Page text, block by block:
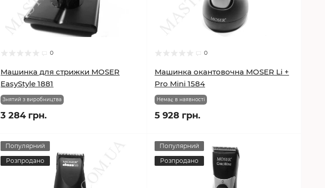
0
Машинка для стрижки MOSER
EasyStyle 1881
Знятий з виробництва
3 284 грн.
0
Машинка окантовочна MOSER Li +
Pro Mini 1584
Немає в наявності
5 928 грн.
Популярний
Розпродано
Популярний
Розпродано